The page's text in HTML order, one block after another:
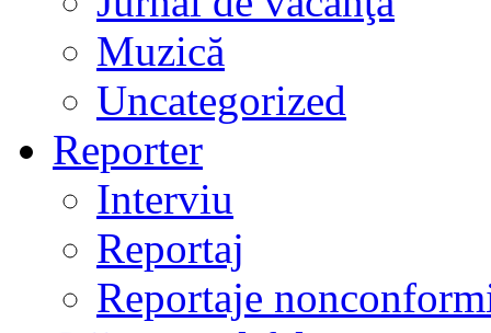
Muzică
Uncategorized
Reporter
Interviu
Reportaj
Reportaje